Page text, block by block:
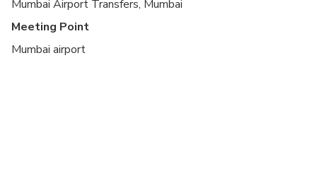
Mumbai Airport Transfers, Mumbai
Meeting Point
Mumbai airport